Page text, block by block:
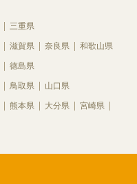
三重県
滋賀県 奈良県 和歌山県
徳島県
鳥取県 山口県
熊本県 大分県
宮崎県